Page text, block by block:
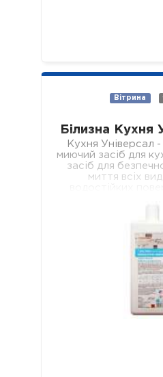
Вітрина
Білизна Кухня
Кухня Універсал -
миючий засіб для
засіб для
миття всіх